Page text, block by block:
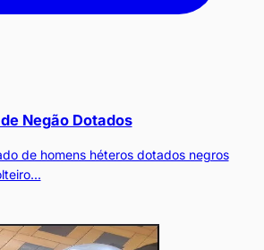
Negão Dotados
de homens héteros dotados negros